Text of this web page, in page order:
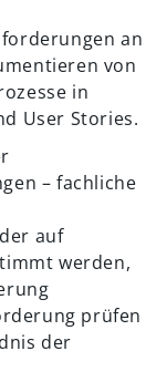
an
von
in
User Stories.
– fachliche
auf
werden,
prüfen
der